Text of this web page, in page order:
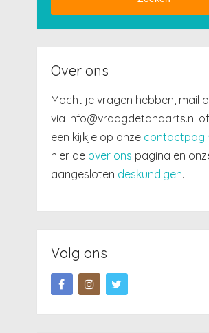
Over ons
Mocht je vragen hebben, mail
via info@vraagdetandarts.nl
een kijkje op onze
hier de over ons pagina en
aangesloten deskundigen.
Volg ons